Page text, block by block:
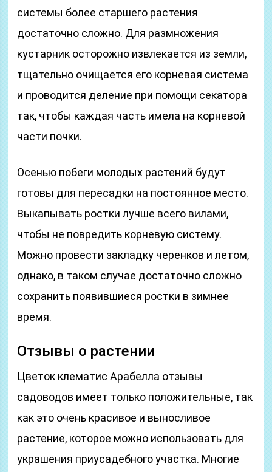
системы более старшего растения
достаточно сложно. Для размножения
кустарник осторожно извлекается из земли,
тщательно очищается его корневая система
и проводится деление при помощи секатора
так, чтобы каждая часть имела на корневой
части почки.
Осенью побеги молодых растений будут
готовы для пересадки на постоянное место.
Выкапывать ростки лучше всего вилами,
чтобы не повредить корневую систему.
Можно провести закладку черенков и летом,
однако, в таком случае достаточно сложно
сохранить появившиеся ростки в зимнее
время.
Отзывы о растении
Цветок клематис Арабелла отзывы
садоводов имеет только положительные, так
как это очень красивое и выносливое
растение, которое можно использовать для
украшения приусадебного участка. Многие